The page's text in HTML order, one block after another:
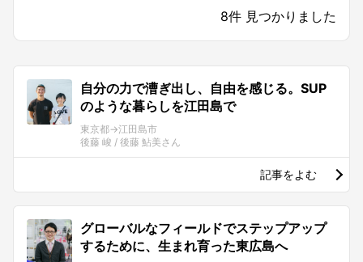
8件 見つかりました
自分の力で漕ぎ出し、自由を感じる。SUP
のような暮らしを江田島で
東京都→江田島市
後藤 峻 / 後藤 鮎美さん
記事をよむ
グローバルなフィールドでステップアップ
するために、生まれ育った東広島へ